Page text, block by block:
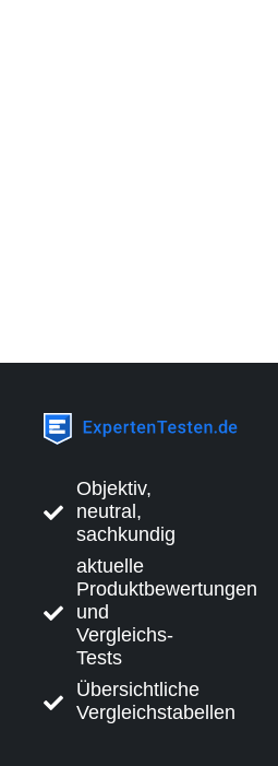
Objektiv,
neutral,
sachkundig
aktuelle
Produktbewertungen
und
Vergleichs-
Tests
Übersichtliche
Vergleichstabellen